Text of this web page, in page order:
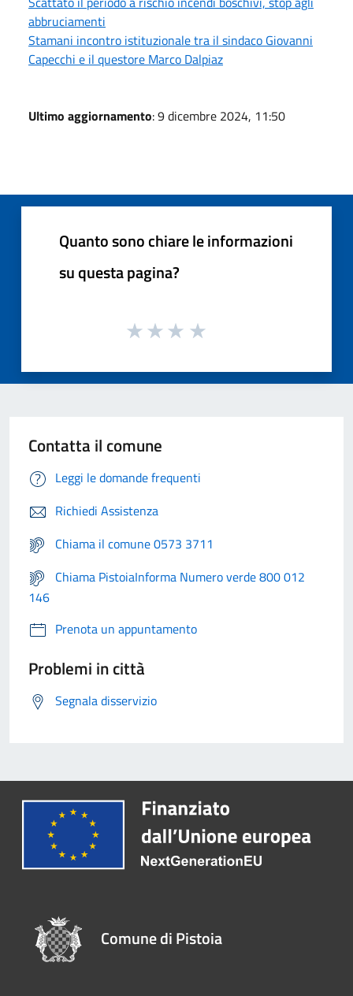
abbruciamenti
Stamani incontro istituzionale tra il sindaco Giovanni
Capecchi e il questore Marco Dalpiaz
Ultimo aggiornamento: 9 dicembre 2024, 11:50
Quanto sono chiare le informazioni
su questa pagina?
Contatta il comune
Leggi le domande frequenti
Richiedi Assistenza
Chiama il comune 0573 3711
Chiama PistoiaInforma Numero verde 800 012
146
Prenota un appuntamento
Problemi in città
Segnala disservizio
Comune di Pistoia